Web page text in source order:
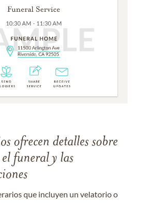
ofrecen detalles sobre
funeral y las
que incluyen un velatorio o